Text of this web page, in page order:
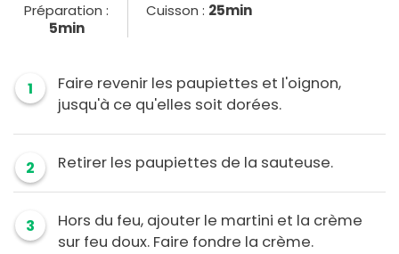
Préparation :
5min
Cuisson : 25min
1
Faire revenir les paupiettes et l'oignon,
jusqu'à ce qu'elles soit dorées.
2 Retirer les paupiettes de la sauteuse.
3
Hors du feu, ajouter le martini et la crème
sur feu doux. Faire fondre la crème.